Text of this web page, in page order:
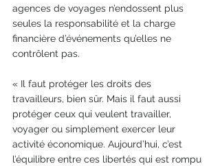
agences de voyages n’endossent plus
seules la responsabilité et la charge
financière d’événements qu’elles ne
contrôlent pas.
« Il faut protéger les droits des
travailleurs, bien sûr. Mais il faut aussi
protéger ceux qui veulent travailler,
voyager ou simplement exercer leur
activité économique. Aujourd’hui, c’est
l’équilibre entre ces libertés qui est rompu